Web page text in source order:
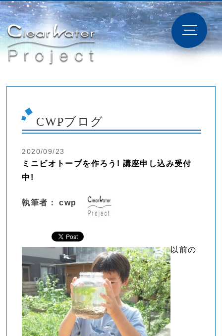
CWPブログ
2020/09/23
ミニビオトープを作ろう! 講座申し込み受付
中!
執筆者： cwp
以前の